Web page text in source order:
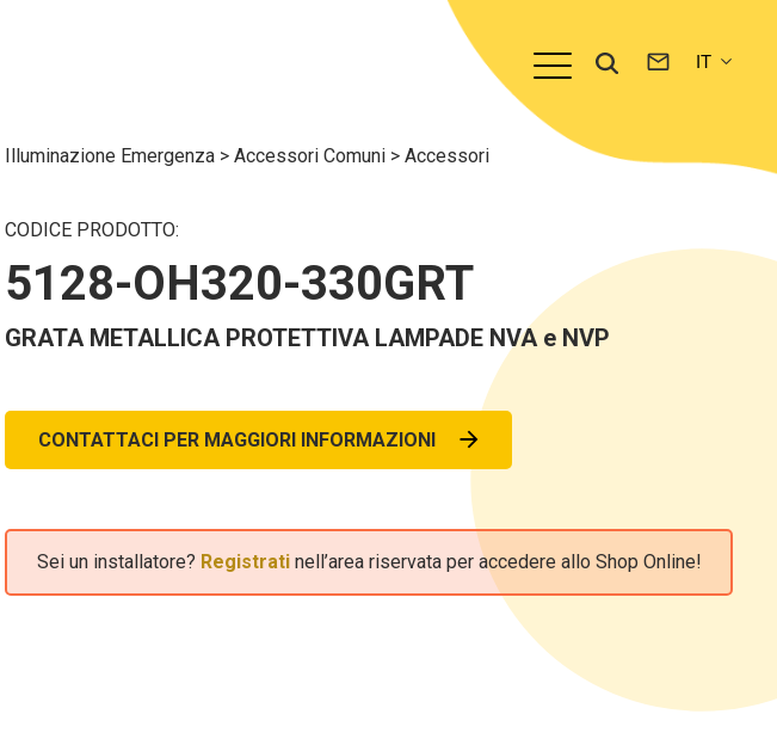
Illuminazione Emergenza >Accessori Comuni >Accessori
CODICE PRODOTTO:
5128-OH320-330GRT
GRATA METALLICA PROTETTIVA LAMPADE NVA e NVP
CONTATTACI PER MAGGIORI INFORMAZIONI
Sei un installatore? Registratinell’area riservata per accedere allo Shop Online!